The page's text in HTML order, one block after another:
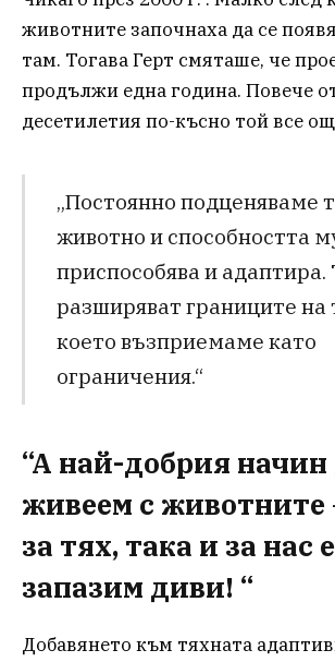
животните започнаха да се
там. Тогава Герт смяташе, че
продължи една година. Повече
десетилетия по-късно той все
„Постоянно подценяваме
животно и способността
приспособява и адаптира.
разширяват границите на
което възприемаме като
ограничения.“
“A най-добрия начин
живеем с животните
за тях, така и за нас
запазим диви! “
Добавянето към тяхната